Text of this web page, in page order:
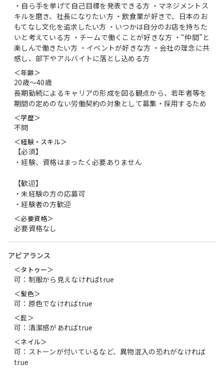
・自ら手を挙げて自己目標を発表できる方 ・マネジメントス
キルを磨き、社長になりたい方 ・飲食業が好きで、日本のお
もてなし文化を追求したい方 ・いつかは自分のお店を持ちた
いと考えている方 ・チームで働くことが好きな方 ・“仲間”と
楽しんで働きたい方 ・イベントが好きな方 ・会社の理念に共
感し、部下やアルバイトに落とし込める方
＜年齢＞
20歳〜40歳
長期勤続によるキャリアの形成を図る観点から、若年者等を
期間の定めのない労働契約の対象として募集・採用するため
＜学歴＞
不問
＜経験・スキル＞
【必須】
・経験、資格はまったく必要ありません
【歓迎】
・未経験の方の応募可
・経験者の方歓迎
＜必要資格＞
必要資格なし
アピアランス
＜タトゥー＞
可：制服から見えなければtrue
＜髪色＞
可：原色でなければtrue
＜髭＞
可：清潔感があればtrue
＜ネイル＞
可：ストーンが付いているなど、異物混入の恐れがなければ
true